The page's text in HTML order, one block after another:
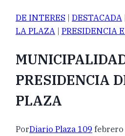
DE INTERES | DESTACADA
LA PLAZA | PRESIDENCIA
PRESIDENCIA
PLAZA
PorDiario Plaza 109 febrero